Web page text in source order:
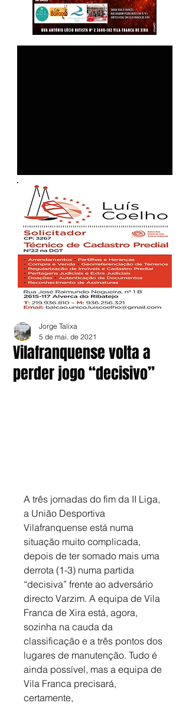
Vilafranquense volta a
perder jogo “decisivo”
Jorge Talixa
5 de mai. de 2021
A três jornadas do fim da II Liga,
a União Desportiva
Vilafranquense está numa
situação muito complicada,
depois de ter somado mais uma
derrota (1-3) numa partida
“decisiva” frente ao adversário
directo Varzim. A equipa de Vila
Franca de Xira está, agora,
sozinha na cauda da
classificação e a três pontos dos
lugares de manutenção. Tudo é
ainda possível, mas a equipa de
Vila Franca precisará,
certamente,